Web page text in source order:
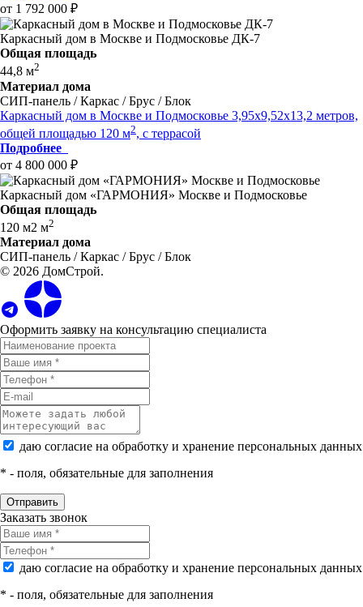
от 1 792 000 ₽
Каркасный дом в Москве и Подмосковье ДК-7
Общая площадь
44,8 м2
Материал дома
СИП-панель / Каркас / Брус / Блок
Каркасный дом в Москве и Подмосковье 3,95х9,52х13,2 метров,
общей площадью 120 м2, с террасой
Подробнее
от 4 800 000 ₽
Каркасный дом «ГАРМОНИЯ» Москве и Подмосковье
Общая площадь
120 м2 м2
Материал дома
СИП-панель / Каркас / Брус / Блок
© 2026 ДомСтрой.
Оформить заявку на консультацию специалиста
даю согласие на обработку и хранение персональных данных
* - поля, обязательные для заполнения
Заказать звонок
даю согласие на обработку и хранение персональных данных
* - поля, обязательные для заполнения